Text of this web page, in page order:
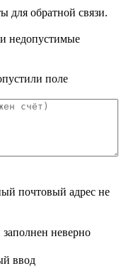
для обратной связи.
недопустимые
поле
почтовый адрес не
неверно
ввод